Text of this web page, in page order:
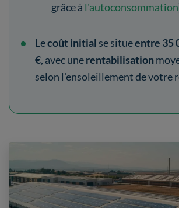
grâce à l'autoconsommation
Lecoût initial se situeentre 35
€, avec unerentabilisation
selon l'ensoleillement de votre